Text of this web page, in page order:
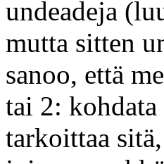
undeadeja
mutta sitten
sanoo, että
tai 2:
tarkoittaa